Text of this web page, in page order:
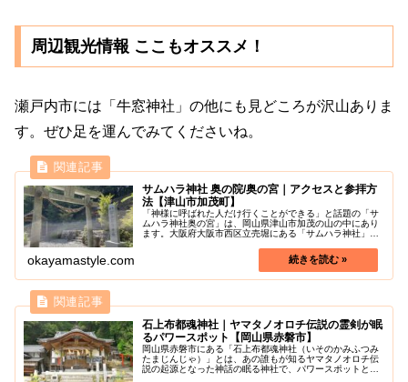
周辺観光情報 ここもオススメ！
瀬戸内市には「牛窓神社」の他にも見どころが沢山ありま
す。ぜひ足を運んでみてくださいね。
サムハラ神社 奥の院/奥の宮｜アクセスと参拝方
法【津山市加茂町】
「神様に呼ばれた人だけ行くことができる」と話題の「サ
ムハラ神社奥の宮」は、岡山県津山市加茂の山の中にあり
ます。大阪府大阪市西区立売堀にある「サムハラ神社」の
国から参拝者が訪れるパワースポッ...
okayamastyle.com
石上布都魂神社｜ヤマタノオロチ伝説の霊剣が眠
るパワースポット【岡山県赤磐市】
岡山県赤磐市にある「石上布都魂神社（いそのかみふつみ
たまじんじゃ）」とは、あの誰もが知るヤマタノオロチ伝
説の起源となった神話の眠る神社で、パワースポットとし